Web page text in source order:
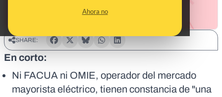
Ahora no
SHARE:
En corto:
Ni FACUA ni OMIE, operador del mercado
mayorista eléctrico, tienen constancia de "una